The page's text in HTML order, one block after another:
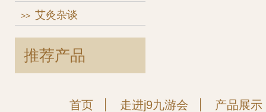
>> 艾灸杂谈
推荐产品
首页 走进j9九游会 产品展示